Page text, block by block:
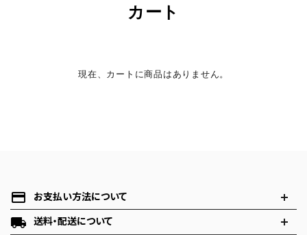
person 新規会員登録
特定商取引法表示
カート
現在、カートに商品はありません。
payment お支払い方法について
local_shipping 送料・配送について